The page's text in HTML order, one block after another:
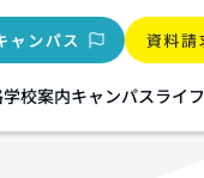
学校案内キャンパスライフ